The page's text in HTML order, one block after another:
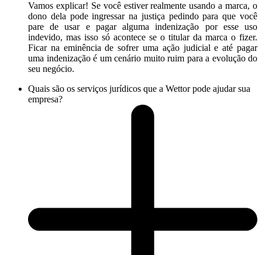
Vamos explicar! Se você estiver realmente usando a marca, o
dono dela pode ingressar na justiça pedindo para que você
pare de usar e pagar alguma indenização por esse uso
indevido, mas isso só acontece se o titular da marca o fizer.
Ficar na eminência de sofrer uma ação judicial e até pagar
uma indenização é um cenário muito ruim para a evolução do
seu negócio.
Quais são os serviços jurídicos que a Wettor pode ajudar sua
empresa?